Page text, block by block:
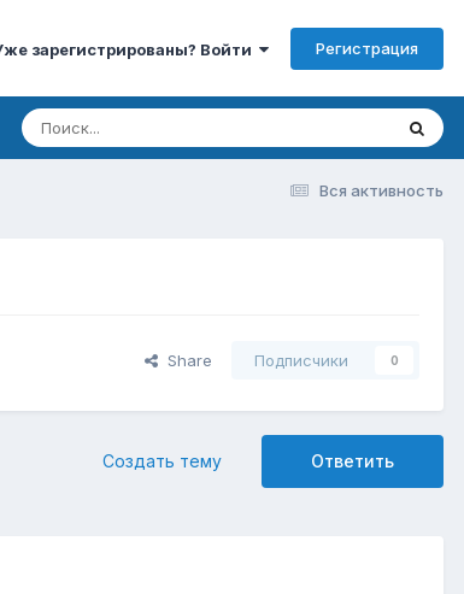
зарегистрированы? Войти Регистрация
Вся активность
Share Подписчики 0
Ответить
Создать тему